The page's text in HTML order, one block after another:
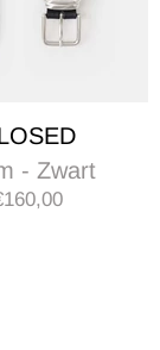
- Zwart